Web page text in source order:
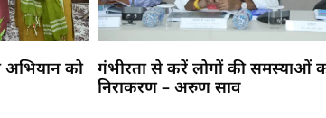
अभियान को
गंभीरता से करें लोगों की समस्याओं
निराकरण – अरुण साव